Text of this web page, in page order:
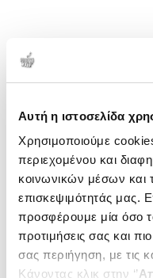
Αυτή η ιστοσελίδα
Χρησιμοποιούμε
περιεχομένου και
κοινωνικών μέσων και
επισκεψιμότητάς μας.
προσφέρουμε μία όσο
προτιμήσεις σας και
σας περιήγηση, με τις
Κάνοντας κλικ στην ‘’